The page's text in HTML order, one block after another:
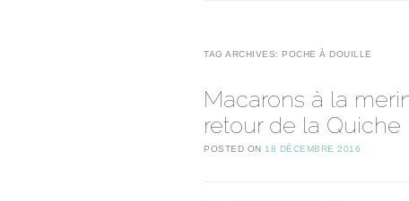
TAG ARCHIVES: POCHE À DOUILLE
Macarons à la
retour de la Quiche
POSTED ON 18 DÉCEMBRE 2016